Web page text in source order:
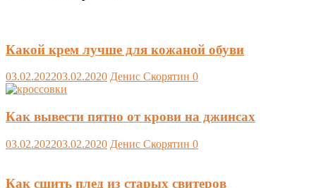
Какой крем лучше для кожаной обуви
03.02.202203.02.2020 Денис Скорятин 0
Как вывести пятно от крови на джинсах
03.02.202203.02.2020 Денис Скорятин 0
Как сшить плед из старых свитеров